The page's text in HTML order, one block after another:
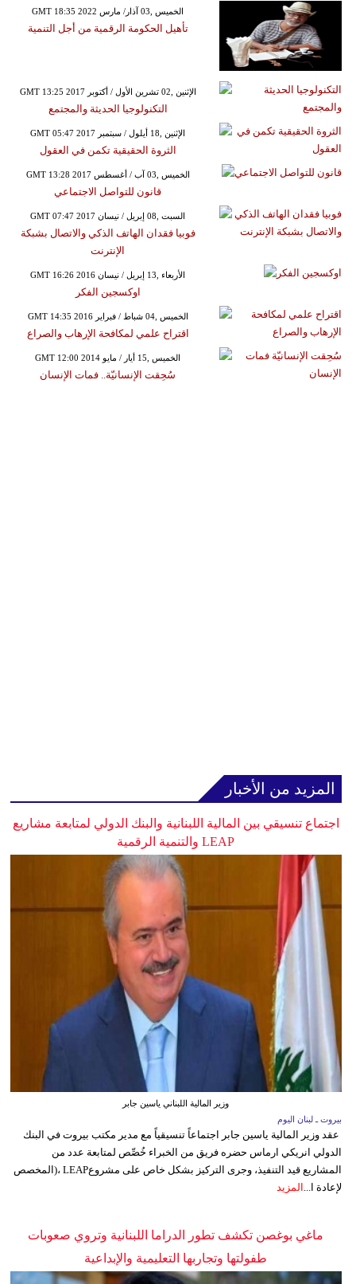
GMT 18:35 2022 الخميس ,03 آذار/ مارس
تأهيل الحكومة الرقمية من أجل التنمية
GMT 13:25 2017 الإثنين ,02 تشرين الأول / أكتوبر
التكنولوجيا الحديثة والمجتمع
GMT 05:47 2017 الإثنين ,18 أيلول / سبتمبر
الثروة الحقيقية تكمن في العقول
GMT 13:28 2017 الخميس ,03 آب / أغسطس
قانون للتواصل الاجتماعي
GMT 07:47 2017 السبت ,08 إبريل / نيسان
فوبيا فقدان الهاتف الذكي والاتصال بشبكة
الإنترنت
GMT 16:26 2016 الأربعاء ,13 إبريل / نيسان
اوكسجين الفكر
GMT 14:35 2016 الخميس ,04 شباط / فبراير
اقتراح علمي لمكافحة الإرهاب والصراع
GMT 12:00 2014 الخميس ,15 أيار / مايو
سُحِقت الإنسانيّة.. فمات الإنسان
المزيد من الأخبار
اجتماع تنسيقي بين المالية اللبنانية والبنك الدولي لمتابعة مشاريع
LEAP والتنمية الرقمية
وزير المالية اللبناني ياسين جابر
بيروت ـ لبنان اليوم
عقد وزير المالية ياسين جابر اجتماعاً تنسيقياً مع مدير مكتب بيروت في البنك
الدولي انريكي ارماس حضره فريق من الخبراء خُصِّص لمتابعة عدد من
المشاريع قيد التنفيذ، وجرى التركيز بشكل خاص على مشروعLEAP ،(المخصص
لإعادة ا...
المزيد
ماغي بوغصن تكشف تطور الدراما اللبنانية وتروي صعوبات
طفولتها وتجاربها التعليمية والإبداعية